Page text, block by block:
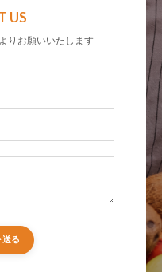
US
りお願いいたします
送る